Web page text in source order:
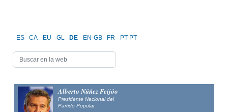
ES CA EU GL DE EN-GB FR PT-PT
Alberto Núñez Feijóo
Presidente Nacional del
Partido Popular